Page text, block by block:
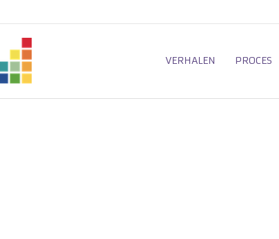
VERHALEN PROCES